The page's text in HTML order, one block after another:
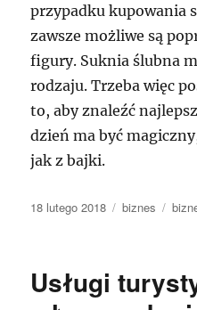
przypadku kupowania
zawsze możliwe są
figury. Suknia ślubna
rodzaju. Trzeba więc
to, aby znaleźć
dzień ma być
jak z bajki.
Data
18 lutego 2018 Kategorie
biznes Tagi
Usługi